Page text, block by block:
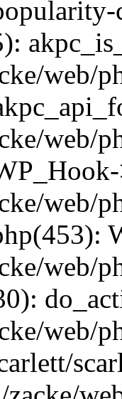
web/
web/
web/
web/
web/